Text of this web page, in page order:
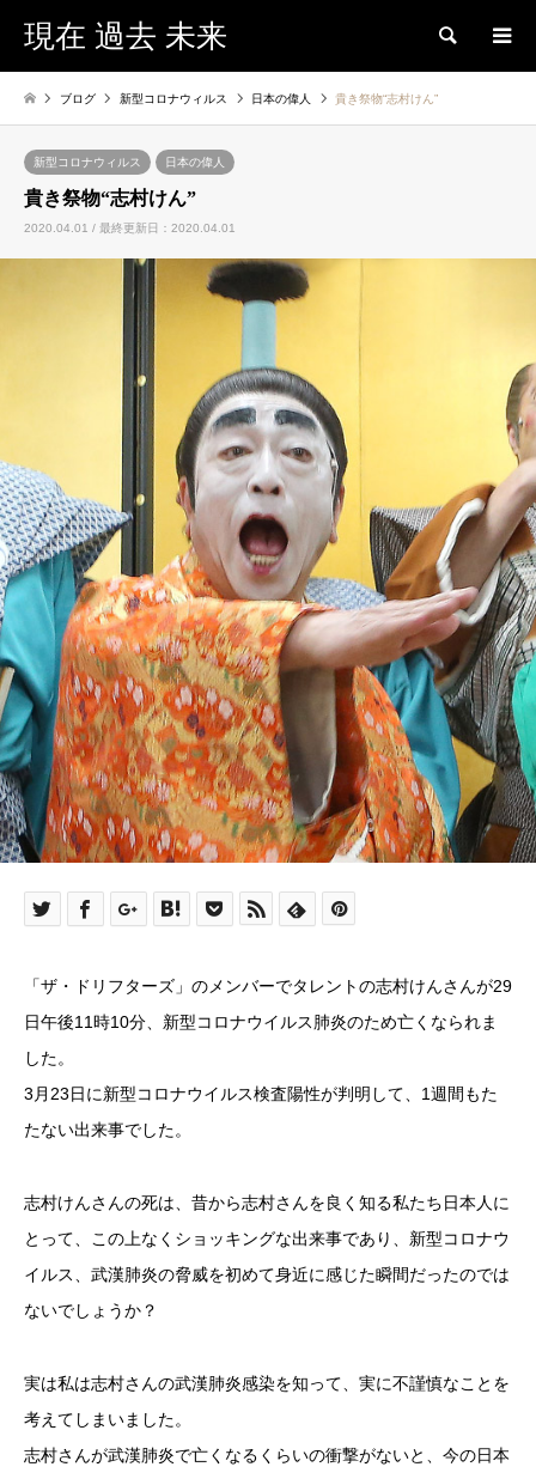
現在 過去 未来 検索
ブログ 新型コロナウィルス 日本の偉人 貴き祭物“志村けん”
新型コロナウィルス 日本の偉人
貴き祭物“志村けん”
2020.04.01 / 最終更新日：2020.04.01
「ザ・ドリフターズ」のメンバーでタレントの志村けんさんが29
日午後11時10分、新型コロナウイルス肺炎のため亡くなられま
した。
3月23日に新型コロナウイルス検査陽性が判明して、1週間もた
たない出来事でした。
志村けんさんの死は、昔から志村さんを良く知る私たち日本人に
とって、この上なくショッキングな出来事であり、新型コロナウ
イルス、武漢肺炎の脅威を初めて身近に感じた瞬間だったのでは
ないでしょうか？
実は私は志村さんの武漢肺炎感染を知って、実に不謹慎なことを
考えてしまいました。
志村さんが武漢肺炎で亡くなるくらいの衝撃がないと、今の日本